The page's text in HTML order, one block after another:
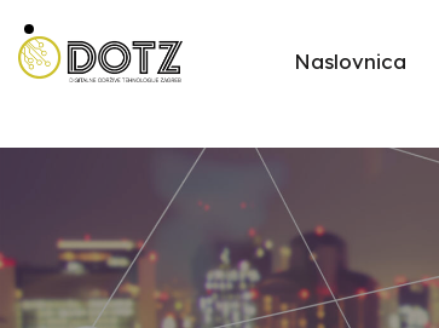
Naslovnica